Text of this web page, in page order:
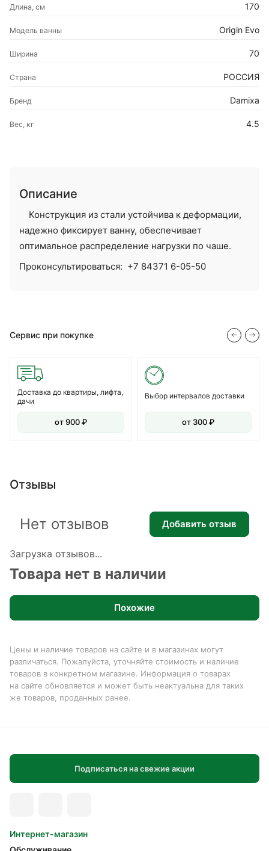
Длина, см 170
Модель ванны Origin Evo
Ширина 70
Страна РОССИЯ
Бренд Damixa
Вес, кг 4.5
Описание
Конструкция из стали устойчива к деформации,
надежно фиксирует ванну, обеспечивает
оптимальное распределение нагрузки по чаше.
Проконсультироваться: +7 84371 6-05-50
Сервис при покупке
Доставка до квартиры, лифта,
дачи
от 900 ₽
Выбор интервалов доставки
от 300 ₽
Отзывы
Загрузка отзывов...
Нет отзывов Добавить отзыв
Товара нет в наличии
Похожие
Цены и наличие товаров на сайте и в магазинах могут
различаться. Пожалуйста, уточняйте стоимость и наличие
товаров в конкретном магазине. Информация о товарах
на сайте обновляется и может быть неактуальна для таких
же товаров, проданных ранее.
Подписаться на свежие акции
Интернет-магазин